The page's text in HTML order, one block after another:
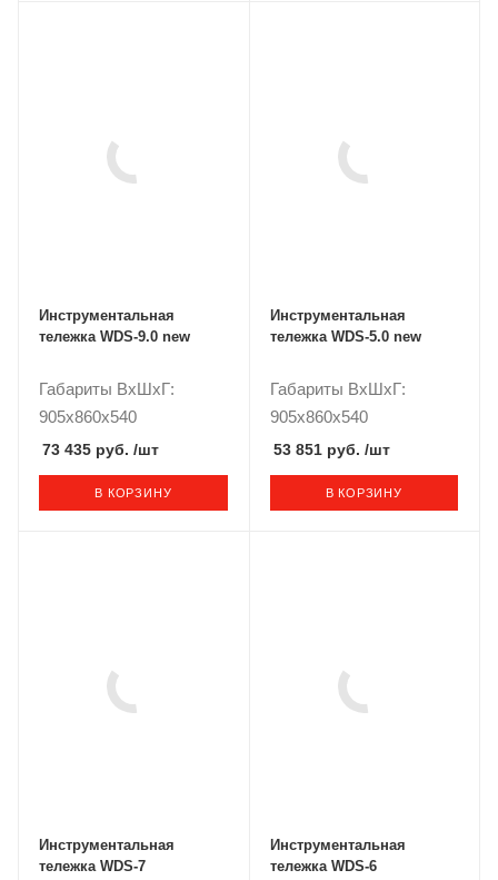
Инструментальная
тележка WDS-9.0 new
Габариты ВxШxГ:
905x860x540
73 435 руб. /шт
В КОРЗИНУ
Инструментальная
тележка WDS-5.0 new
Габариты ВxШxГ:
905x860x540
53 851 руб. /шт
В КОРЗИНУ
Инструментальная
тележка WDS-7
Инструментальная
тележка WDS-6